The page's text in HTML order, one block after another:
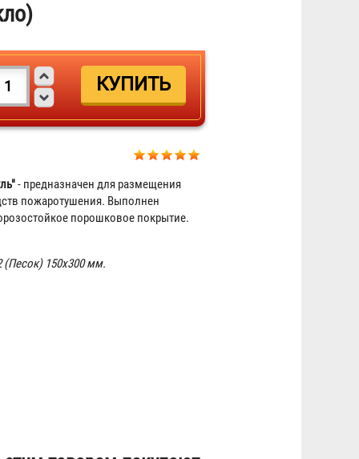
- предназначен для размещения
пожаротушения. Выполнен
порошковое покрытие.
(Песок) 150х300 мм.
Лом пожарный